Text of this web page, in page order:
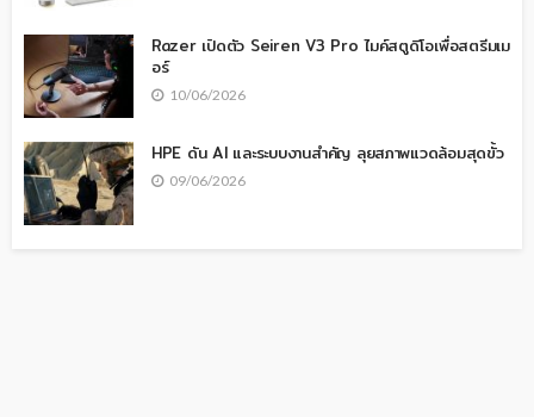
Razer เปิดตัว Seiren V3 Pro ไมค์สตูดิโอเพื่อสตรีมเม
อร์
10/06/2026
HPE ดัน AI และระบบงานสำคัญ ลุยสภาพแวดล้อมสุดขั้ว
09/06/2026